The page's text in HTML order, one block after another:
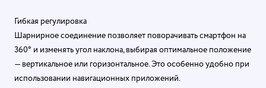
Гибкая регулировка
Шарнирное соединение позволяет поворачивать смартфон на
360° и изменять угол наклона, выбирая оптимальное положение
— вертикальное или горизонтальное. Это особенно удобно при
использовании навигационных приложений.